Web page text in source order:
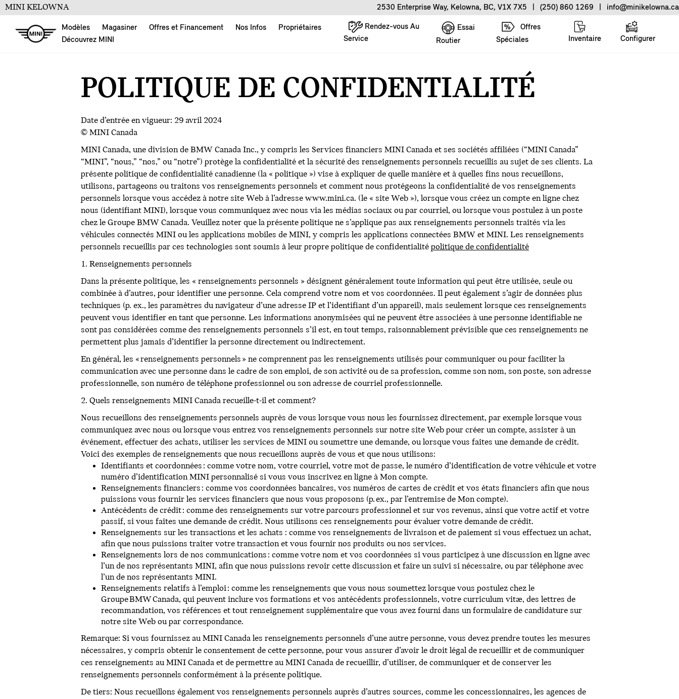
MINI KELOWNA 2530 Enterprise Way, Kelowna, BC, V1X 7X5 (250) 860 1269 info@minikelowna.ca
Modèles Magasiner Offres et Financement Nos Infos
Propriétaires
Découvrez MINI
Rendez-vous Au
Service
Essai
Routier
Offres
Spéciales
Inventaire Configurer
POLITIQUE DE CONFIDENTIALITÉ
Date d’entrée en vigueur: 29 avril 2024
© MINI Canada
MINI Canada, une division de BMW Canada Inc., y compris les Services financiers MINI Canada et ses sociétés affiliées (“MINI Canada”
“MINI”, “nous,” “nos,” ou “notre”) protège la confidentialité et la sécurité des renseignements personnels recueillis au sujet de ses clients. La
présente politique de confidentialité canadienne (la « politique ») vise à expliquer de quelle manière et à quelles fins nous recueillons,
utilisons, partageons ou traitons vos renseignements personnels et comment nous protégeons la confidentialité de vos renseignements
personnels lorsque vous accédez à notre site Web à l’adresse www.mini.ca. (le « site Web »), lorsque vous créez un compte en ligne chez
nous (identifiant MINI), lorsque vous communiquez avec nous via les médias sociaux ou par courriel, ou lorsque vous postulez à un poste
chez le Groupe BMW Canada. Veuillez noter que la présente politique ne s’applique pas aux renseignements personnels traités via les
véhicules connectés MINI ou les applications mobiles de MINI, y compris les applications connectées BMW et MINI. Les renseignements
personnels recueillis par ces technologies sont soumis à leur propre politique de confidentialité politique de confidentialité
1. Renseignements personnels
Dans la présente politique, les « renseignements personnels » désignent généralement toute information qui peut être utilisée, seule ou
combinée à d’autres, pour identifier une personne. Cela comprend votre nom et vos coordonnées. Il peut également s’agir de données plus
techniques (p. ex., les paramètres du navigateur d’une adresse IP et l’identifiant d’un appareil), mais seulement lorsque ces renseignements
peuvent vous identifier en tant que personne. Les informations anonymisées qui ne peuvent être associées à une personne identifiable ne
sont pas considérées comme des renseignements personnels s’il est, en tout temps, raisonnablement prévisible que ces renseignements ne
permettent plus jamais d’identifier la personne directement ou indirectement.
En général, les « renseignements personnels » ne comprennent pas les renseignements utilisés pour communiquer ou pour faciliter la
communication avec une personne dans le cadre de son emploi, de son activité ou de sa profession, comme son nom, son poste, son adresse
professionnelle, son numéro de téléphone professionnel ou son adresse de courriel professionnelle.
2. Quels renseignements MINI Canada recueille-t-il et comment?
Nous recueillons des renseignements personnels auprès de vous lorsque vous nous les fournissez directement, par exemple lorsque vous
communiquez avec nous ou lorsque vous entrez vos renseignements personnels sur notre site Web pour créer un compte, assister à un
événement, effectuer des achats, utiliser les services de MINI ou soumettre une demande, ou lorsque vous faites une demande de crédit.
Voici des exemples de renseignements que nous recueillons auprès de vous et que nous utilisons:
Identifiants et coordonnées : comme votre nom, votre courriel, votre mot de passe, le numéro d’identification de votre véhicule et votre
numéro d’identification MINI personnalisé si vous vous inscrivez en ligne à Mon compte.
Renseignements financiers : comme vos coordonnées bancaires, vos numéros de cartes de crédit et vos états financiers afin que nous
puissions vous fournir les services financiers que nous vous proposons (p. ex., par l’entremise de Mon compte).
Antécédents de crédit : comme des renseignements sur votre parcours professionnel et sur vos revenus, ainsi que votre actif et votre
passif, si vous faites une demande de crédit. Nous utilisons ces renseignements pour évaluer votre demande de crédit.
Renseignements sur les transactions et les achats : comme vos renseignements de livraison et de paiement si vous effectuez un achat,
afin que nous puissions traiter votre transaction et vous fournir nos produits ou nos services.
Renseignements lors de nos communications : comme votre nom et vos coordonnées si vous participez à une discussion en ligne avec
l’un de nos représentants MINI, afin que nous puissions revoir cette discussion et faire un suivi si nécessaire, ou par téléphone avec
l’un de nos représentants MINI.
Renseignements relatifs à l’emploi : comme les renseignements que vous nous soumettez lorsque vous postulez chez le
Groupe BMW Canada, qui peuvent inclure vos formations et vos antécédents professionnels, votre curriculum vitæ, des lettres de
recommandation, vos références et tout renseignement supplémentaire que vous avez fourni dans un formulaire de candidature sur
notre site Web ou par correspondance.
Remarque: Si vous fournissez au MINI Canada les renseignements personnels d’une autre personne, vous devez prendre toutes les mesures
nécessaires, y compris obtenir le consentement de cette personne, pour vous assurer d’avoir le droit légal de recueillir et de communiquer
ces renseignements au MINI Canada et de permettre au MINI Canada de recueillir, d’utiliser, de communiquer et de conserver les
renseignements personnels conformément à la présente politique.
De tiers: Nous recueillons également vos renseignements personnels auprès d’autres sources, comme les concessionnaires, les agences de